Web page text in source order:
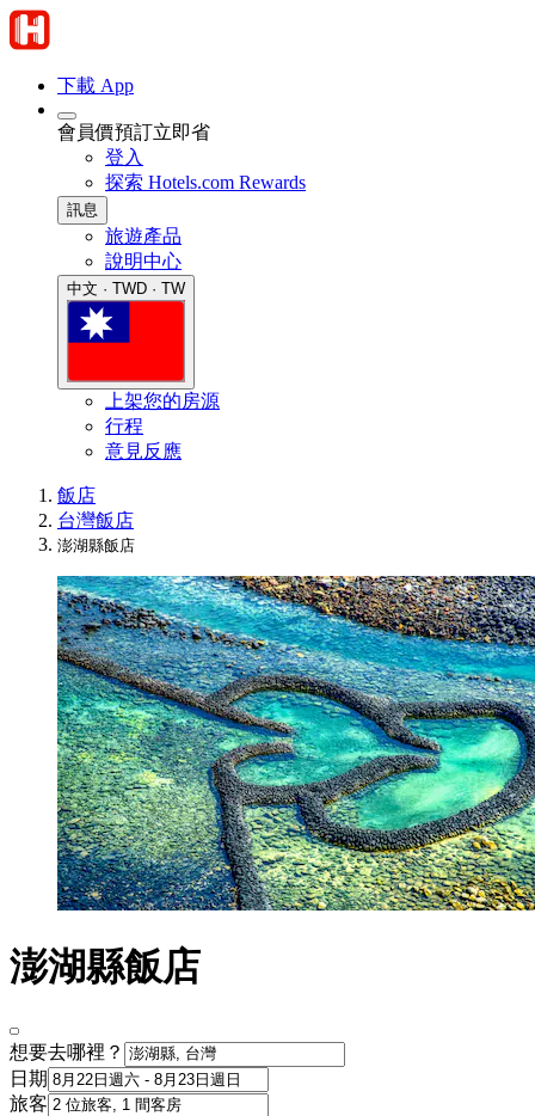
下載 App
會員價預訂立即省
登入
探索 Hotels.com Rewards
訊息
旅遊產品
說明中心
中文 · TWD · TW
上架您的房源
行程
意見反應
飯店
台灣飯店
澎湖縣飯店
澎湖縣飯店
想要去哪裡？
日期
旅客